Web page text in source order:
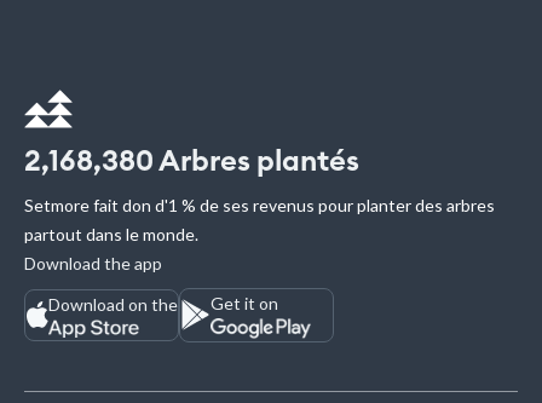
2,168,380 Arbres plantés
Setmore fait don d'1 % de ses revenus pour planter des arbres
partout dans le monde.
Download the app
Download on the
Get it on